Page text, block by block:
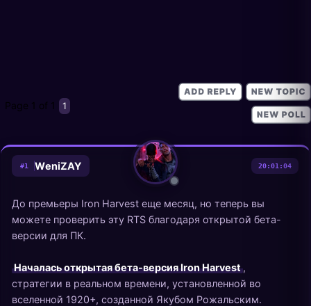
Page 1 of 1 1
#1 WеniZAY 20:01:04
До премьеры Iron Harvest еще месяц, но теперь вы
можете проверить эту RTS благодаря открытой бета-
версии для ПК.
Началась открытая бета-версия Iron Harvest ,
стратегии в реальном времени, установленной во
вселенной 1920+, созданной Якубом Рожальским.